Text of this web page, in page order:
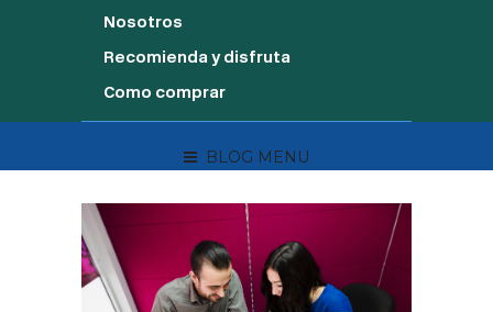
Nosotros
Recomienda y disfruta
Como comprar
BLOG MENU